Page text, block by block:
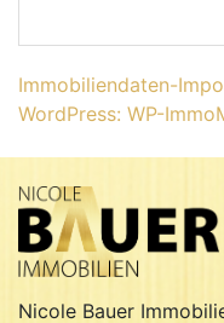
Immobiliendaten-
WordPress: WP-
Nicole Bauer